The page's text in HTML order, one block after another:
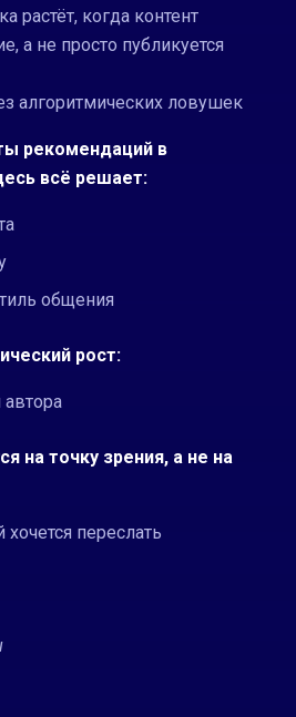
растёт, когда контент
а не просто публикуется
алгоритмических ловушек
рекомендаций в
всё решает:
общения
рост:
на точку зрения, а не на
хочется переслать